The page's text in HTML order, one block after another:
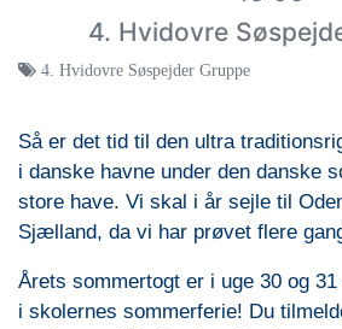
4. Hvidovre
4. Hvidovre Søspejder Gruppe
Så er det tid til den ultra
i danske havne under den danske
store have. Vi skal i år sejle til
Sjælland, da vi har prøvet flere
Årets sommertogt er i uge 30 og
i skolernes sommerferie! Du